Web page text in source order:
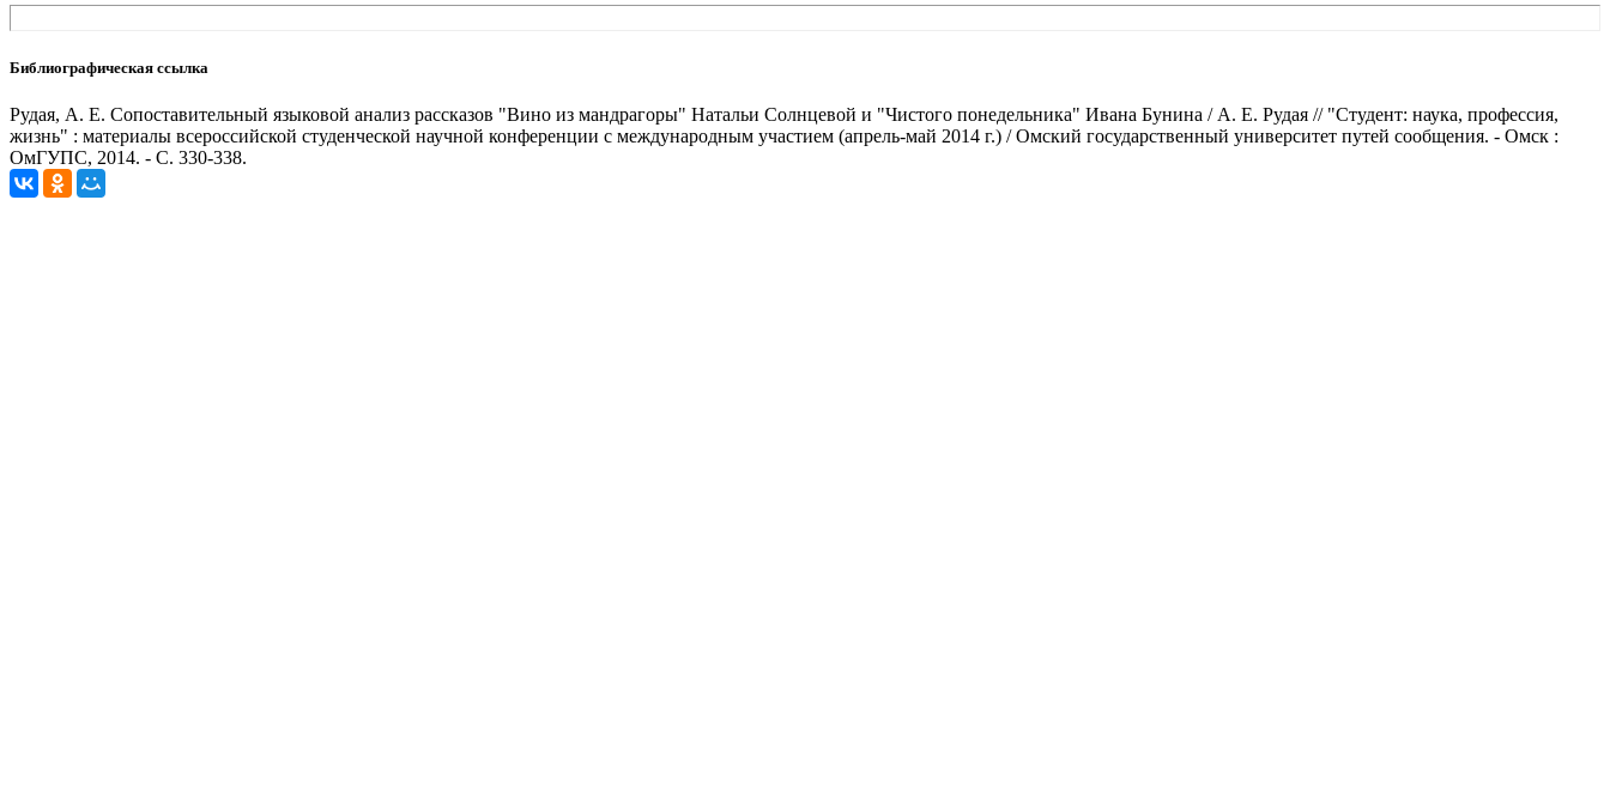
Библиографическая ссылка
Рудая, А. Е. Сопоставительный языковой анализ рассказов "Вино из мандрагоры" Натальи Солнцевой и "Чистого понедельника" Ивана Бунина / А. Е. Рудая // "Студент: наука, профессия,
жизнь" : материалы всероссийской студенческой научной конференции с международным участием (апрель-май 2014 г.) / Омский государственный университет путей сообщения. - Омск :
ОмГУПС, 2014. - С. 330-338.